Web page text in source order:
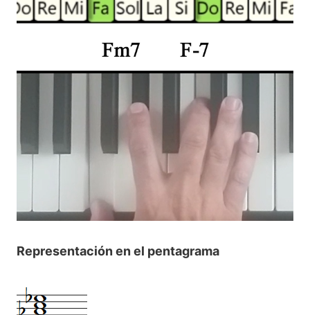
Representación en el pentagrama